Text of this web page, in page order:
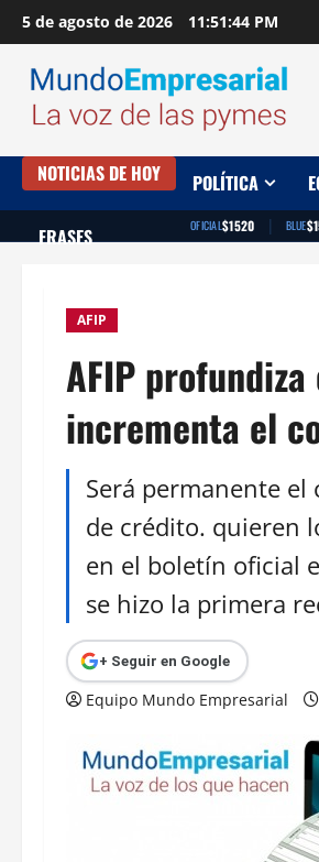
Saltar
al
contenido
5 de agosto de 2026 11:51:45 PM
NOTICIAS DE HOY POLÍTICA
FRASES OFICIAL$1520 | BLUE
AFIP
AFIP
incrementa el
Será permanente
de crédito. quieren
en el boletín oficial
se hizo la primera
+ Seguir en Google
Equipo Mundo Empresarial